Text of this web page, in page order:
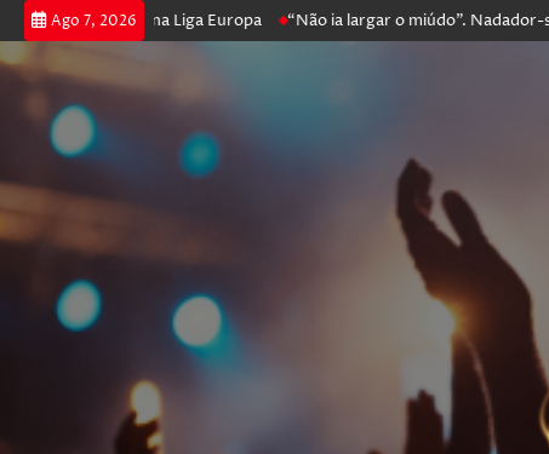
Ago 7, 2026
e prossegue na Liga Europa “Não ia largar o miúdo”. Nadador-